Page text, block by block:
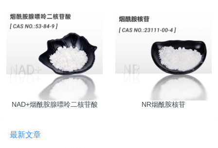
NAD+烟酰胺腺嘌呤二核苷酸 NR烟酰胺核苷
最新文章